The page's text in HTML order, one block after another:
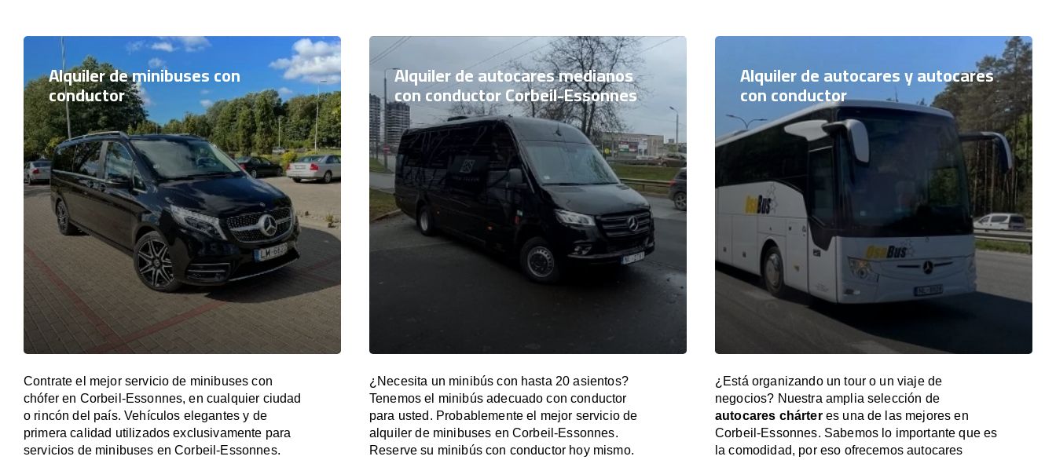
Alquiler de minibuses con
conductor
Contrate el mejor servicio de minibuses con
chófer en Corbeil-Essonnes, en cualquier ciudad
o rincón del país. Vehículos elegantes y de
primera calidad utilizados exclusivamente para
servicios de minibuses en Corbeil-Essonnes.
Alquiler de autocares medianos
con conductor Corbeil-Essonnes
¿Necesita un minibús con hasta 20 asientos?
Tenemos el minibús adecuado con conductor
para usted. Probablemente el mejor servicio de
alquiler de minibuses en Corbeil-Essonnes.
Reserve su minibús con conductor hoy mismo.
Alquiler de autocares y autocares
con conductor
¿Está organizando un tour o un viaje de
negocios? Nuestra amplia selección de
autocares chárteres una de las mejores en
Corbeil-Essonnes. Sabemos lo importante que es
la comodidad, por eso ofrecemos autocares